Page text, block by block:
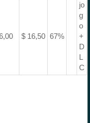
$ 16,50 67%
jo
g
o
+
D
L
C